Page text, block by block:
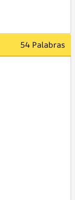
54 Palabras